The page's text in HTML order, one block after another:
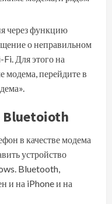
через функцию
о неправильном
Fi. Для этого на
модема, перейдите в
в качестве модема
устройство
Bluetooth,
и на iPhone и на